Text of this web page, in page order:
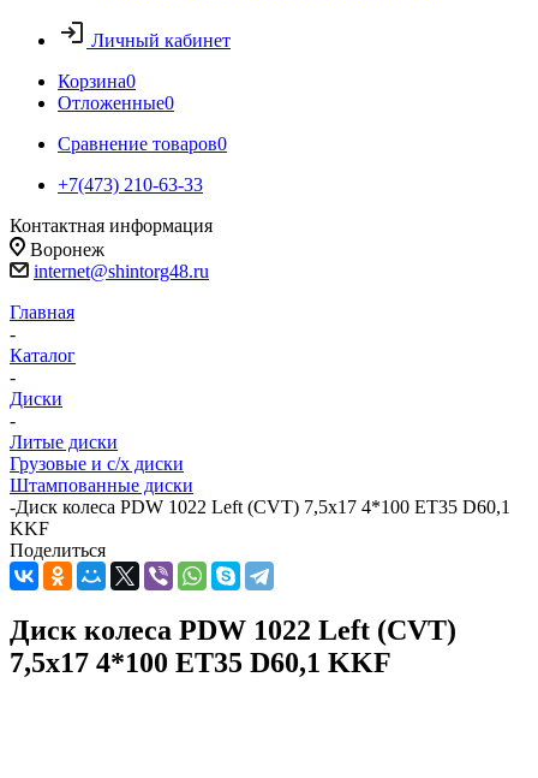
Личный кабинет
Корзина0
Отложенные0
Сравнение товаров0
+7(473) 210-63-33
Контактная информация
Воронеж
internet@shintorg48.ru
Главная
-
Каталог
-
Диски
-
Литые диски
Грузовые и с/х диски
Штампованные диски
-Диск колеса PDW 1022 Left (CVT) 7,5x17 4*100 ET35 D60,1
KKF
Поделиться
Диск колеса PDW 1022 Left (CVT)
7,5x17 4*100 ET35 D60,1 KKF